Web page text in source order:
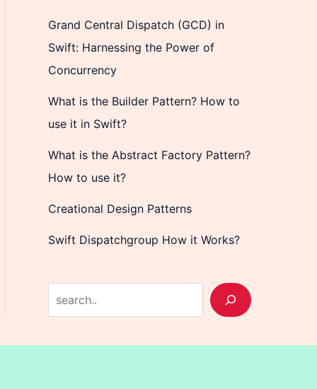
Grand Central Dispatch (GCD) in
Swift: Harnessing the Power of
Concurrency
What is the Builder Pattern? How to
use it in Swift?
What is the Abstract Factory Pattern?
How to use it?
Creational Design Patterns
Swift Dispatchgroup How it Works?
e